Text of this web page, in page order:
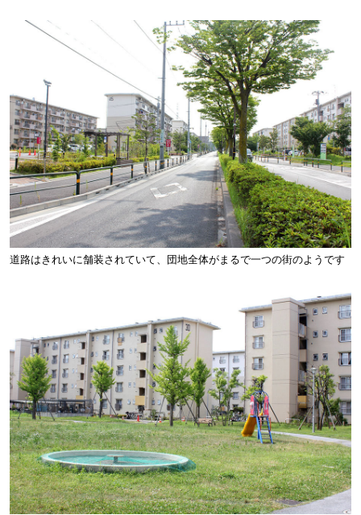
道路はきれいに舗装されていて、団地全体がまるで一つの街のようです